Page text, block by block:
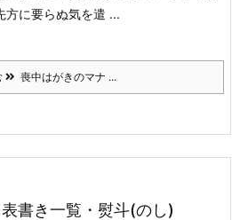
方に要らぬ気を遣 ...
喪中はがきのマナ ...
書き一覧・熨斗(のし)